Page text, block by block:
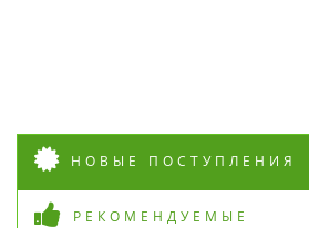
НОВЫЕ ПОСТУПЛЕНИЯ
РЕКОМЕНДУЕМЫЕ